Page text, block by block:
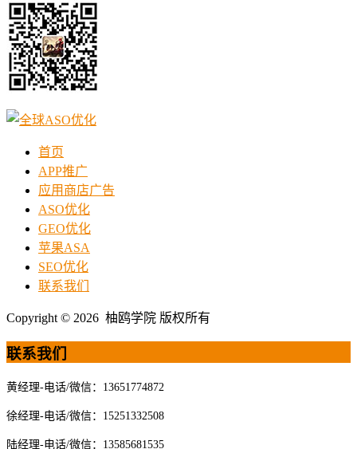
首页
APP推广
应用商店广告
ASO优化
GEO优化
苹果ASA
SEO优化
联系我们
Copyright © 2026 柚鸥学院 版权所有
联系我们
黄经理-电话/微信：13651774872
徐经理-电话/微信：15251332508
陆经理-电话/微信：13585681535